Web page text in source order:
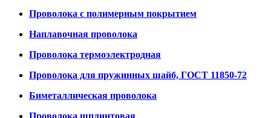
Проволока с полимерным покрытием
Наплавочная проволока
Проволока термоэлектродная
Проволока для пружинных шайб, ГОСТ 11850-72
Биметаллическая проволока
Проволока шплинтовая